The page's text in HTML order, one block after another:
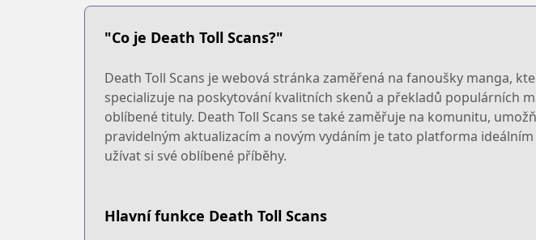
"Co je Death Toll Scans?"
Death Toll Scans je webová stránka zaměřená na fanoušky manga,
specializuje na poskytování kvalitních skenů a překladů populárních
oblíbené tituly. Death Toll Scans se také zaměřuje na komunitu,
pravidelným aktualizacím a novým vydáním je tato platforma
užívat si své oblíbené příběhy.
Hlavní funkce Death Toll Scans